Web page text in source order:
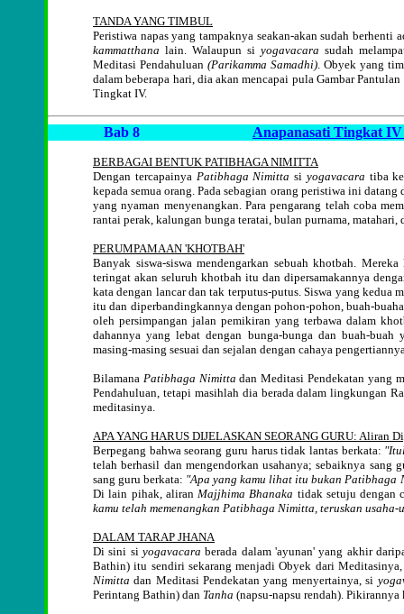
TANDA YANG TIMBUL
Peristiwa napas yang tampaknya seakan-akan sudah
kammatthana lain. Walaupun si yogavacara sudah
Meditasi Pendahuluan (Parikamma Samadhi). Obyek yang
dalam beberapa hari, dia akan mencapai pula Gambar
Tingkat IV.
Bab 8 Anapanasati Tingkat
BERBAGAI BENTUK PATIBHAGA NIMITTA
Dengan tercapainya Patibhaga Nimitta si yogavacara tiba
kepada semua orang. Pada sebagian orang peristiwa ini
yang nyaman menyenangkan. Para pengarang telah coba
rantai perak, kalungan bunga teratai, bulan purnama, matahari,
PERUMPAMAAN 'KHOTBAH'
Banyak siswa-siswa mendengarkan sebuah khotbah.
teringat akan seluruh khotbah itu dan dipersamakannya
kata dengan lancar dan tak terputus-putus. Siswa yang kedua
itu dan diperbandingkannya dengan pohon-pohon, buah-
oleh persimpangan jalan pemikiran yang terbawa dalam
dahannya yang lebat dengan bunga-bunga dan buah-buah
masing-masing sesuai dan sejalan dengan cahaya
Bilamana Patibhaga Nimitta dan Meditasi Pendekatan yang
Pendahuluan, tetapi masihlah dia berada dalam lingkungan
meditasinya.
APA YANG HARUS DIJELASKAN SEORANG GURU: Aliran
Berpegang bahwa seorang guru harus tidak lantas berkata:
telah berhasil dan mengendorkan usahanya; sebaiknya sang
sang guru berkata: "Apa yang kamu lihat itu bukan Patibhaga
Di lain pihak, aliranMajjhima Bhanaka tidak setuju dengan
kamu telah memenangkan Patibhaga Nimitta, teruskan
DALAM TARAP JHANA
Di sini si yogavacara berada dalam 'ayunan' yang akhir
Bathin) itu sendiri sekarang menjadi Obyek dari
Nimitta dan Meditasi Pendekatan yang menyertainya, si
Perintang Bathin) dan Tanha (napsu-napsu rendah).